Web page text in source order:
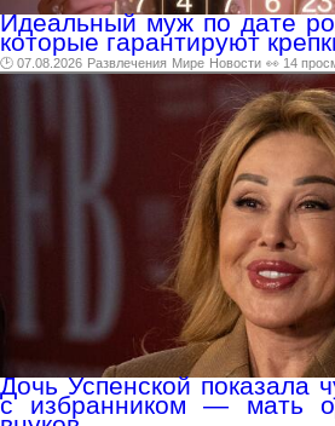
Идеальный муж по дате
которые гарантируют
🕑 07.08.2026 Развлечения Мире Новости 👀 14
Дочь Успенской показала
с избранником — мать